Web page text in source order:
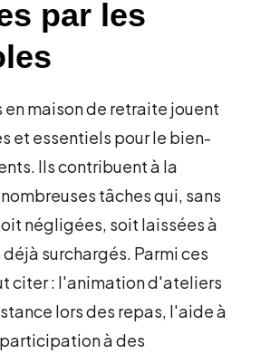
par les
en maison de retraite jouent
et essentiels pour le bien-
Ils contribuent à la
tâches qui, sans
négligées, soit laissées à
surchargés. Parmi ces
citer : l'animation d'ateliers
lors des repas, l'aide à
à des